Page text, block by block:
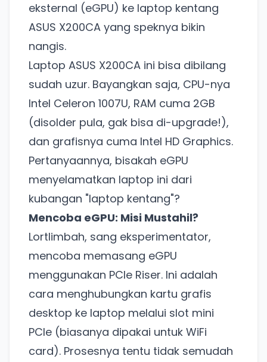
eksternal (eGPU) ke laptop kentang
ASUS X200CA yang speknya bikin
nangis.
Laptop ASUS X200CA ini bisa dibilang
sudah uzur. Bayangkan saja, CPU-nya
Intel Celeron 1007U, RAM cuma 2GB
(disolder pula, gak bisa di-upgrade!),
dan grafisnya cuma Intel HD Graphics.
Pertanyaannya, bisakah eGPU
menyelamatkan laptop ini dari
kubangan "laptop kentang"?
Mencoba eGPU: Misi Mustahil?
Lortlimbah, sang eksperimentator,
mencoba memasang eGPU
menggunakan PCIe Riser. Ini adalah
cara menghubungkan kartu grafis
desktop ke laptop melalui slot mini
PCIe (biasanya dipakai untuk WiFi
card). Prosesnya tentu tidak semudah